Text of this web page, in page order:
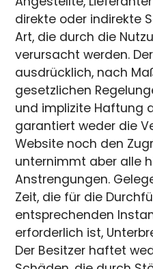
direkte oder indirekte
Art, die durch die
verursacht werden.
ausdrücklich, nach
gesetzlichen
und implizite Haftung
garantiert weder die
Website noch den
unternimmt aber alle
Anstrengungen.
Zeit, die für die
entsprechenden
erforderlich ist,
Der Besitzer haftet